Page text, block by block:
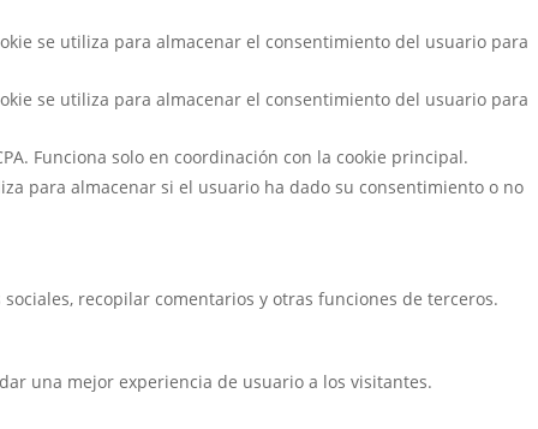
se utiliza para almacenar el consentimiento del usuario para
se utiliza para almacenar el consentimiento del usuario para
Funciona solo en coordinación con la cookie principal.
para almacenar si el usuario ha dado su consentimiento o no
recopilar comentarios y otras funciones de terceros.
una mejor experiencia de usuario a los visitantes.